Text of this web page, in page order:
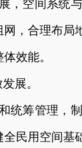
，空间系统
，合理布局
效能。
展。
统筹管理，
全民用空间